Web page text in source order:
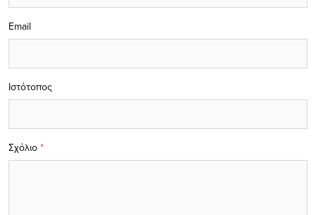
Σχόλιο *
Email
Ιστότοπος